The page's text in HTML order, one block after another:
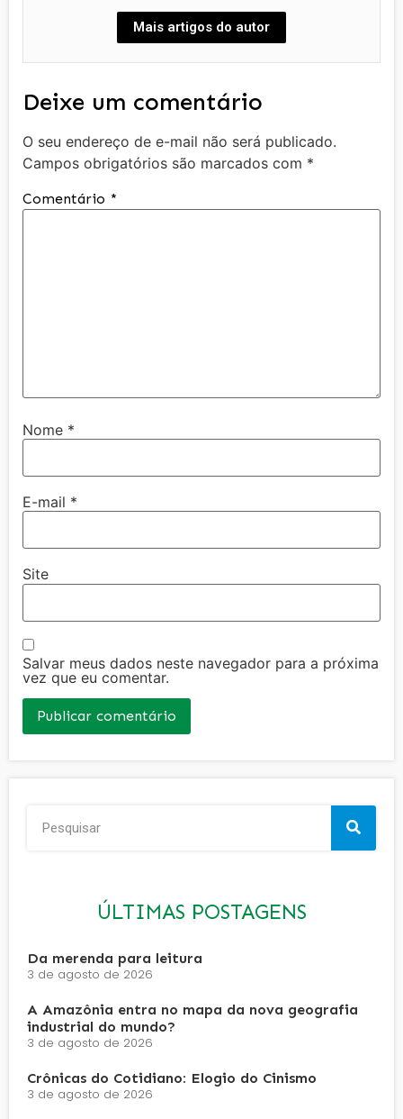
Mais artigos do autor
Deixe um comentário
O seu endereço de e-mail não será publicado.
Campos obrigatórios são marcados com *
Comentário *
Nome *
E-mail *
Site
Salvar meus dados neste navegador para a próxima
vez que eu comentar.
ÚLTIMAS POSTAGENS
Da merenda para leitura
3 de agosto de 2026
A Amazônia entra no mapa da nova geografia
industrial do mundo?
3 de agosto de 2026
Crônicas do Cotidiano: Elogio do Cinismo
3 de agosto de 2026